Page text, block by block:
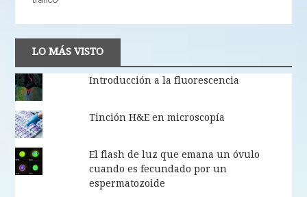
LO MÁS VISTO
Introducción a la fluorescencia
Tinción H&E en microscopía
El flash de luz que emana un óvulo
cuando es fecundado por un
espermatozoide